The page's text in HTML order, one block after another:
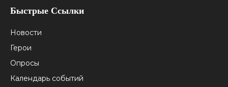
Быстрые Ссылки
Новости
Герои
Опросы
Календарь событий